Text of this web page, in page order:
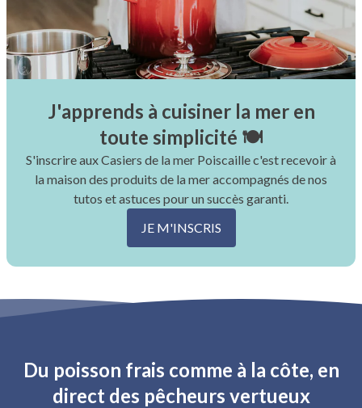
J'apprends à cuisiner la mer en
toute simplicité 🍽
S'inscrire aux Casiers de la mer Poiscaille c'est recevoir à
la maison des produits de la mer accompagnés de nos
tutos et astuces pour un succès garanti.
JE M'INSCRIS
Du poisson frais comme à la côte, en
direct des pêcheurs vertueux